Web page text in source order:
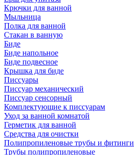
Крючки для ванной
Мыльница
Полка для ванной
Стакан в ванную
Биде
Биде напольное
Биде подвесное
Крышка для биде
Писсуары
Писсуар механический
Писсуар сенсорный
Комплектующие к писсуарам
Уход за ванной комнатой
Герметик для ванной
Средства для очистки
Полипропиленовые трубы и фитинги
Трубы полипропиленовые